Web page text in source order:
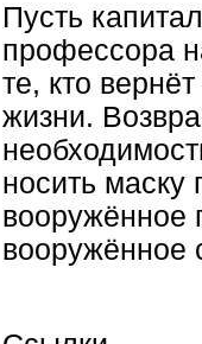
Пусть
профессора
те, кто
жизни.
носить
вооружённое
вооружённое